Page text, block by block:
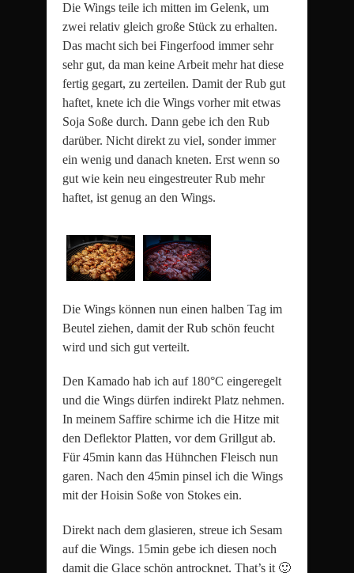
Die Wings teile ich mitten im Gelenk, um
zwei relativ gleich große Stück zu erhalten.
Das macht sich bei Fingerfood immer sehr
sehr gut, da man keine Arbeit mehr hat diese
fertig gegart, zu zerteilen. Damit der Rub gut
haftet, knete ich die Wings vorher mit etwas
Soja Soße durch. Dann gebe ich den Rub
darüber. Nicht direkt zu viel, sonder immer
ein wenig und danach kneten. Erst wenn so
gut wie kein neu eingestreuter Rub mehr
haftet, ist genug an den Wings.
Die Wings können nun einen halben Tag im
Beutel ziehen, damit der Rub schön feucht
wird und sich gut verteilt.
Den Kamado hab ich auf 180°C eingeregelt
und die Wings dürfen indirekt Platz nehmen.
In meinem Saffire schirme ich die Hitze mit
den Deflektor Platten, vor dem Grillgut ab.
Für 45min kann das Hühnchen Fleisch nun
garen. Nach den 45min pinsel ich die Wings
mit der Hoisin Soße von Stokes ein.
Direkt nach dem glasieren, streue ich Sesam
auf die Wings. 15min gebe ich diesen noch
damit die Glace schön antrocknet. That’s it 🙂